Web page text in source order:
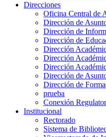
Direcciones
Oficina Central de
Dirección de
Dirección de
Dirección de
Dirección
Dirección
Dirección
Dirección de
Dirección de
prueba
Conexión
Institucional
Rectorado
Sistema de